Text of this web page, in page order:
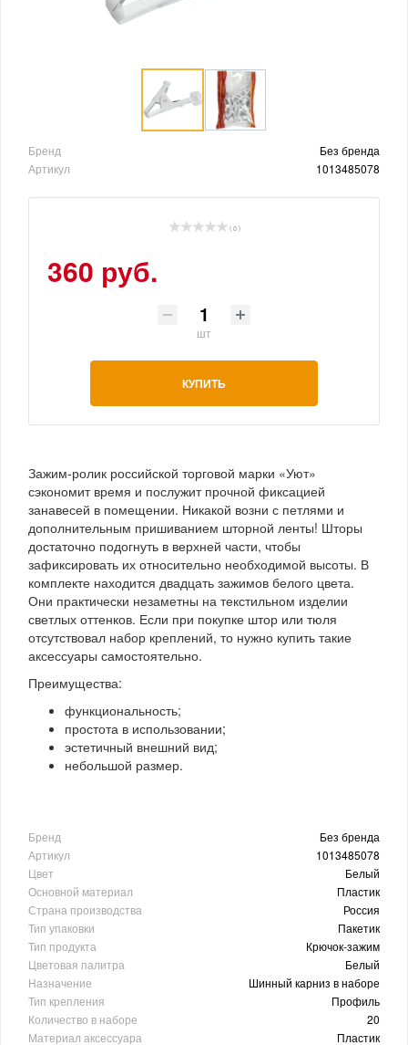
Бренд
Без бренда
Артикул
1013485078
( 0 )
360 руб.
шт
КУПИТЬ
Зажим-ролик российской торговой марки «Уют»
сэкономит время и послужит прочной фиксацией
занавесей в помещении. Никакой возни с петлями и
дополнительным пришиванием шторной ленты! Шторы
достаточно подогнуть в верхней части, чтобы
зафиксировать их относительно необходимой высоты. В
комплекте находится двадцать зажимов белого цвета.
Они практически незаметны на текстильном изделии
светлых оттенков. Если при покупке штор или тюля
отсутствовал набор креплений, то нужно купить такие
аксессуары самостоятельно.
Преимущества:
функциональность;
простота в использовании;
эстетичный внешний вид;
небольшой размер.
Бренд
Без бренда
Артикул
1013485078
Цвет
Белый
Основной материал
Пластик
Страна производства
Россия
Тип упаковки
Пакетик
Тип продукта
Крючок-зажим
Цветовая палитра
Белый
Назначение
Шинный карниз в наборе
Тип крепления
Профиль
Количество в наборе
20
Материал аксессуара
Пластик